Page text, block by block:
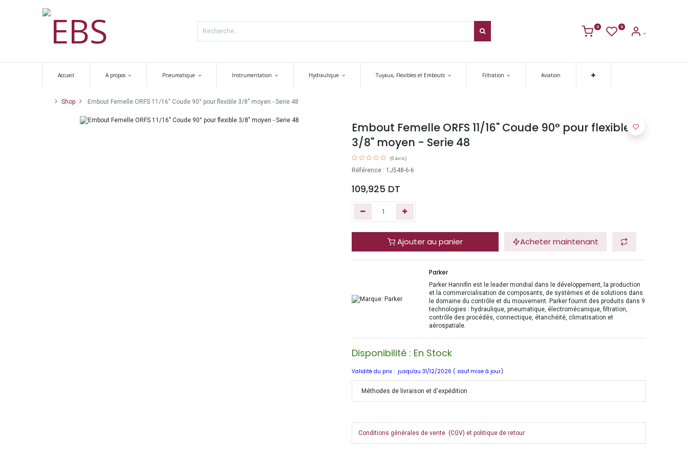
0 0
Accueil A propos Pneumatique Instrumentation Hydraulique Tuyaux, Flexibles et Embouts Filtration Aviation
Shop Embout Femelle ORFS 11/16" Coude 90° pour flexible 3/8" moyen - Serie 48
Embout Femelle ORFS 11/16" Coude 90° pour flexible
3/8" moyen - Serie 48
(0 avis)
Référence : 1J548-6-6
109,925 DT
Ajouter au panier Acheter maintenant
Parker
Parker Hannifin est le leader mondial dans le développement, la production
et la commercialisation de composants, de systèmes et de solutions dans
le domaine du contrôle et du mouvement. Parker fournit des produits dans 9
technologies : hydraulique, pneumatique, électromécanique, filtration,
contrôle des procédés, connectique, étanchéité, climatisation et
aérospatiale.
Disponibilité : En Stock
Validité du prix : jusqu'au 31/12/2026 ( sauf mise à jour)
Méthodes de livraison et d'expédition
Conditions générales de vente (CGV) et politique de retour